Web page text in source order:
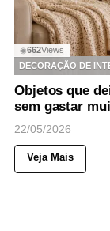
◉662Views
DECORAÇÃO DE
Objetos que
sem gastar
22/05/2026
Veja Mais